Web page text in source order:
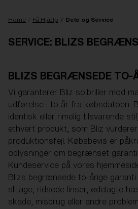
Pris: Gratis
Antal:
Home Få Hjælp Dele og Service
SERVICE: BLIZS
BLIZS BEGRÆNSEDE TO-
Vi garanterer Bliz solbriller mod
udførelse i to år fra købsdatoen.
identisk eller rimelig tilsvarende
ethvert produkt, som Bliz
produktionsfejl. Købsbevis er
oplysninger om begrænset
Kundeservice på vores
Blizs begrænsede to-årige
slitage, ridsede linser, ødelagte
skade, misbrug eller andre